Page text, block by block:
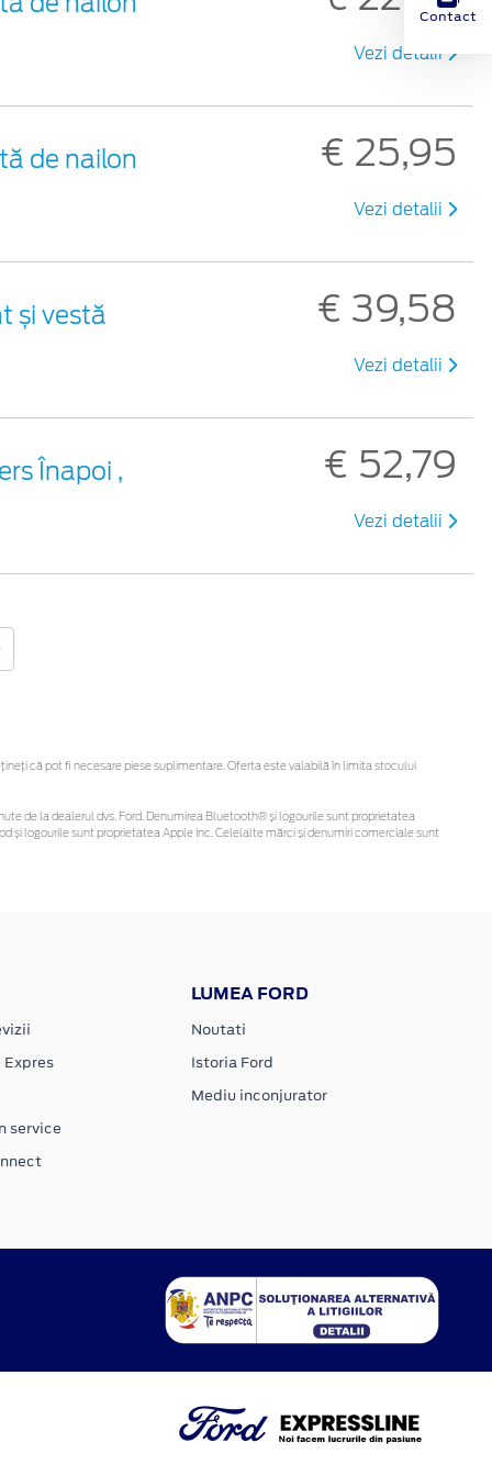
Vezi detalii
de nailon
€ 25,95
Vezi detalii
și vestă
€ 39,58
Vezi detalii
Înapoi ,
€ 52,79
Vezi detalii
că pot fi necesare piese suplimentare. Oferta este valabilă în limita stocului
de la dealerul dvs. Ford. Denumirea Bluetooth® și logourile sunt proprietatea
și logourile sunt proprietatea Apple Inc. Celelalte mărci și denumiri comerciale sunt
Expres
service
LUMEA FORD
Noutati
Istoria Ford
Mediu inconjurator
Contact